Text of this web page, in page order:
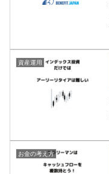
資産運用
お金の考え方